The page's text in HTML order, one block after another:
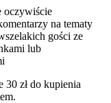
oczywiście
na tematy
gości ze
lub
30 zł do kupienia